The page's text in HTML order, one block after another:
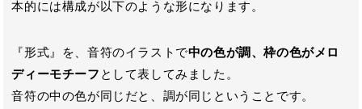
本的には構成が以下のような形になります。
『形式』を、音符のイラストで中の色が調、枠の色がメロ
ディーモチーフ として表してみました。
音符の中の色が同じだと、調が同じということです。